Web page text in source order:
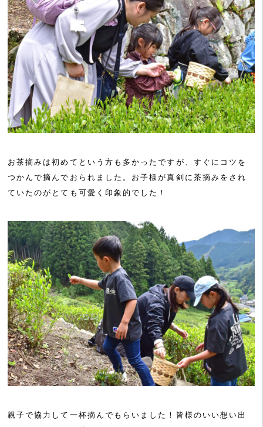
お茶摘みは初めてという方も多かったですが、すぐにコツを
つかんで摘んでおられました。お子様が真剣に茶摘みをされ
ていたのがとても可愛く印象的でした！
親子で協力して一杯摘んでもらいました！皆様のいい想い出